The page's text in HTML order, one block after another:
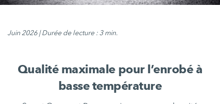
Juin 2026 | Durée de lecture : 3 min.
Qualité maximale pour l’enrobé à
basse température